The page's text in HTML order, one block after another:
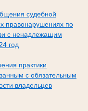
судебной
правонарушениях по
с ненадлежащим
год
практики
с обязательным
владельцев